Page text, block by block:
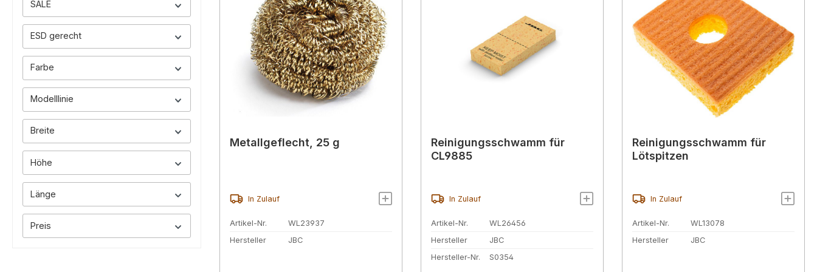
SALE
ESD gerecht
Farbe
Modelllinie
Breite
Höhe
Länge
Preis
Metallgeflecht, 25 g
In Zulauf
Artikel-Nr.
WL23937
Hersteller
JBC
Reinigungsschwamm für
CL9885
In Zulauf
Artikel-Nr.
WL26456
Hersteller
JBC
Hersteller-Nr.
S0354
Reinigungsschwamm für
Lötspitzen
In Zulauf
Artikel-Nr.
WL13078
Hersteller
JBC